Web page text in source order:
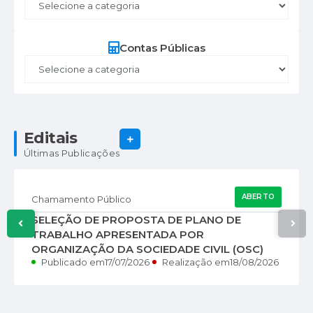
Contas Públicas
Editais
Últimas Publicações
Chamamento Público
SELEÇÃO DE PROPOSTA DE PLANO DE
TRABALHO APRESENTADA POR
ORGANIZAÇÃO DA SOCIEDADE CIVIL (OSC)
PARA A EXECUÇÃO DE PROJETOS
ABERTO
Publicado em17/07/2026 Realização em18/08/2026